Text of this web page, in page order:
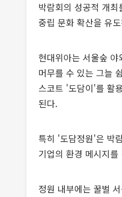
박람회의 성공적 개최
중립 문화 확산을 유
현대위아는 서울숲 야
머무를 수 있는 그늘
스코트 '도담이'를 활
된다.
특히 '도담정원'은 박
기업의 환경 메시지
정원 내부에는 꿀벌